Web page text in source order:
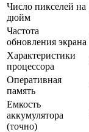
Число пикселей на
дюйм
Частота
обновления экрана
Характеристики
процессора
Оперативная
память
Емкость
аккумулятора
(точно)